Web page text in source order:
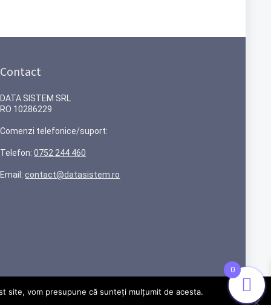
Contact
DATA SISTEM SRL
RO 10286229
Comenzi telefonice/suport:
Telefon:0752 244 460
Email:contact@datasistem.ro
0
site, vom presupune că sunteți mulțumit de acesta.